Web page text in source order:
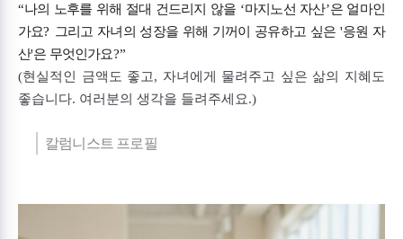
“나의 노후를 위해 절대 건드리지 않을 ‘마지노선 자산’은 얼마인
가요? 그리고 자녀의 성장을 위해 기꺼이 공유하고 싶은 '응원 자
산'은 무엇인가요?”
(현실적인 금액도 좋고, 자녀에게 물려주고 싶은 삶의 지혜도
좋습니다. 여러분의 생각을 들려주세요.)
칼럼니스트 프로필